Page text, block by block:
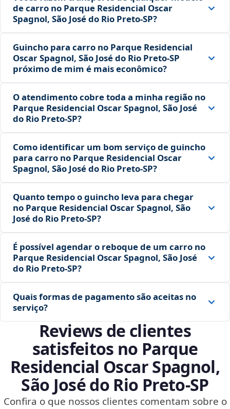
de carro no Parque Residencial Oscar
Spagnol, São José do Rio Preto‑SP?
Guincho para carro no Parque Residencial
Oscar Spagnol, São José do Rio Preto‑SP
próximo de mim é mais econômico?
O atendimento cobre toda a minha região no
Parque Residencial Oscar Spagnol, São José
do Rio Preto‑SP?
Como identificar um bom serviço de guincho
para carro no Parque Residencial Oscar
Spagnol, São José do Rio Preto‑SP?
Quanto tempo o guincho leva para chegar
no Parque Residencial Oscar Spagnol, São
José do Rio Preto‑SP?
É possível agendar o reboque de um carro no
Parque Residencial Oscar Spagnol, São José
do Rio Preto‑SP?
Quais formas de pagamento são aceitas no
serviço?
Reviews de clientes
satisfeitos no Parque
Residencial Oscar Spagnol,
São José do Rio Preto‑SP
Confira o que nossos clientes comentam sobre o